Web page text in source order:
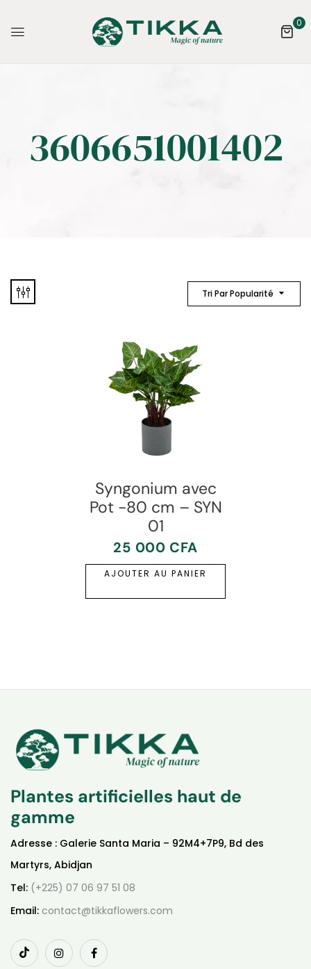
0
3606651001402
Tri Par Popularité
Syngonium avec
Pot -80 cm – SYN
01
25 000 CFA
AJOUTER AU PANIER
Plantes artificielles haut de
gamme
Adresse : Galerie Santa Maria – 92M4+7P9, Bd des
Martyrs, Abidjan
Tel: (+225) 07 06 97 51 08
Email: contact@tikkaflowers.com